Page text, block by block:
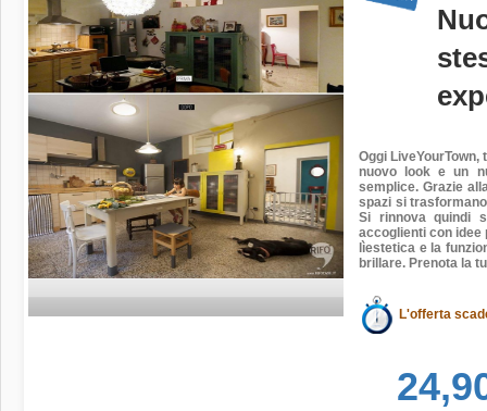
Oggi LiveYourTown,
nuovo look e un
semplice. Grazie
spazi si
Si rinnova quindi
accoglienti con idee
lìestetica e la
brillare. Prenota la
L'offerta